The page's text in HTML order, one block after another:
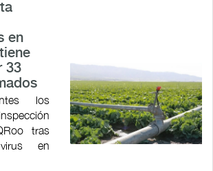
en
33
los
tras
en